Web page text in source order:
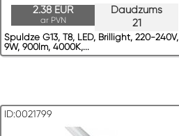
Daudzums
21
2.38 EUR
ar PVN
Spuldze G13, T8, LED, Brillight, 220-240V,
9W, 900lm, 4000K,...
ID:0021799